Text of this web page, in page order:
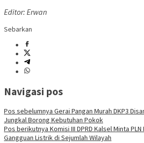
Editor: Erwan
Sebarkan
Navigasi pos
Pos sebelumnya Gerai Pangan Murah DKP3
Jungkal Borong Kebutuhan Pokok
Pos berikutnya Komisi III DPRD Kalsel Minta
Gangguan Listrik di Sejumlah Wilayah